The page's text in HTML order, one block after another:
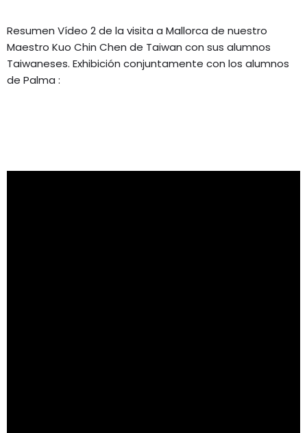
Resumen Vídeo 2 de la visita a Mallorca de nuestro
Maestro Kuo Chin Chen de Taiwan con sus alumnos
Taiwaneses. Exhibición conjuntamente con los alumnos
de Palma :